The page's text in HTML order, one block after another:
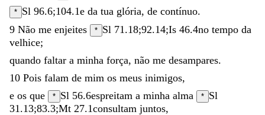
* Sl 96.6;104.1e da tua glória, de contínuo.
9 Não me enjeites * Sl 71.18;92.14;Is 46.4no tempo da
velhice;
quando faltar a minha força, não me desampares.
10 Pois falam de mim os meus inimigos,
e os que * Sl 56.6espreitam a minha alma * Sl
31.13;83.3;Mt 27.1consultam juntos,